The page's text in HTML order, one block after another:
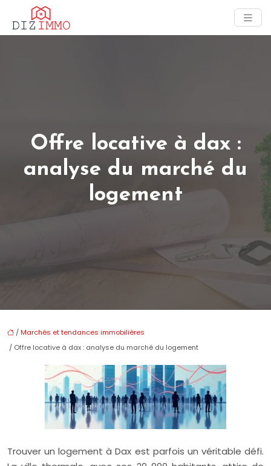
Offre locative à dax :
analyse du marché du
logement
/ Marchés et tendances immobilières
/ Offre locative à dax : analyse du marché du logement
Trouver un logement à Dax est parfois un véritable défi.